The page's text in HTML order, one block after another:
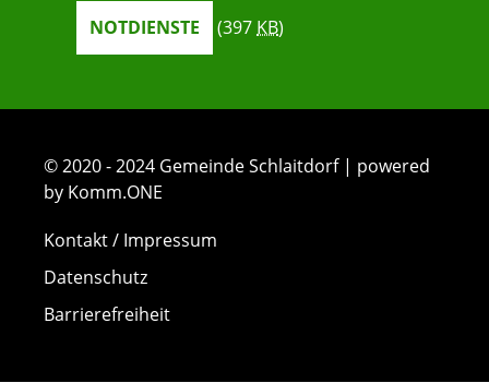
NOTDIENSTE (397 KB)
© 2020 - 2024 Gemeinde Schlaitdorf | powered
by Komm.ONE
Kontakt / Impressum
Datenschutz
Barrierefreiheit